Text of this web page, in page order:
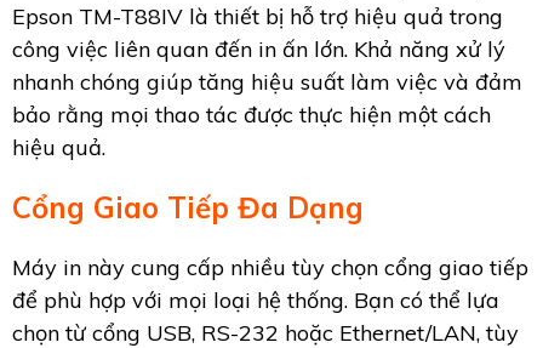
Epson TM-T88IV là thiết bị hỗ trợ hiệu quả trong
công việc liên quan đến in ấn lớn. Khả năng xử lý
nhanh chóng giúp tăng hiệu suất làm việc và đảm
bảo rằng mọi thao tác được thực hiện một cách
hiệu quả.
Cổng Giao Tiếp Đa Dạng
Máy in này cung cấp nhiều tùy chọn cổng giao tiếp
để phù hợp với mọi loại hệ thống. Bạn có thể lựa
chọn từ cổng USB, RS-232 hoặc Ethernet/LAN, tùy